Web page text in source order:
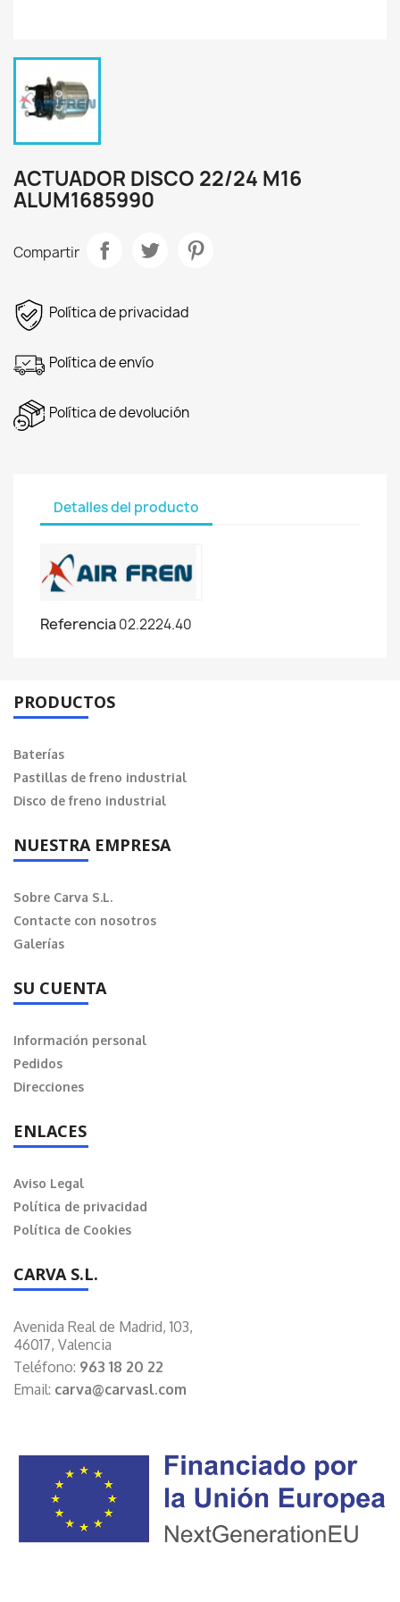
ACTUADOR DISCO 22/24 M16
ALUM1685990
Compartir
Política de privacidad
Política de envío
Política de devolución
Detalles del producto
Referencia02.2224.40
PRODUCTOS
Baterías
Pastillas de freno industrial
Disco de freno industrial
NUESTRA EMPRESA
Sobre Carva S.L.
Contacte con nosotros
Galerías
SU CUENTA
Información personal
Pedidos
Direcciones
ENLACES
Aviso Legal
Política de privacidad
Política de Cookies
CARVA S.L.
Avenida Real de Madrid, 103,
46017, Valencia
Teléfono: 963 18 20 22
Email: carva@carvasl.com